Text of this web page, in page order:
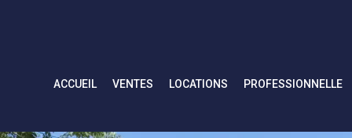
ACCUEIL VENTES LOCATIONS PROFESSIONNELLE